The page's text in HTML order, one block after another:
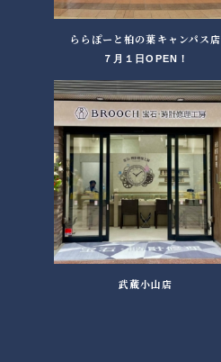
ららぽーと柏の葉キャンパス店
７月１日OPEN！
武蔵小山店